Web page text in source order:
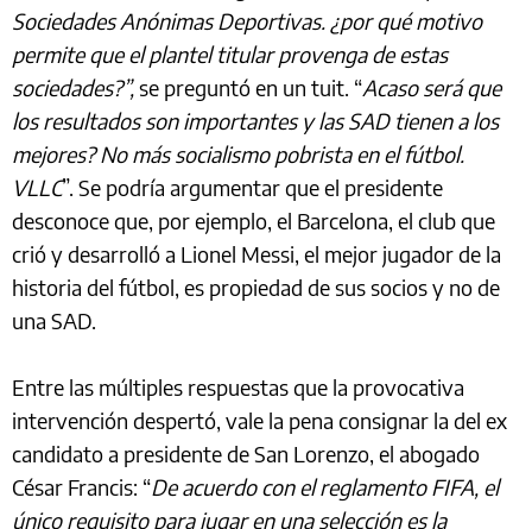
Sociedades Anónimas Deportivas. ¿por qué motivo
permite que el plantel titular provenga de estas
sociedades?”,se preguntó en un tuit. “Acaso será que
los resultados son importantes y las SAD tienen a los
mejores? No más socialismo pobrista en el fútbol.
VLLC”. Se podría argumentar que el presidente
desconoce que, por ejemplo, el Barcelona, el club que
crió y desarrolló a Lionel Messi, el mejor jugador de la
historia del fútbol, es propiedad de sus socios y no de
una SAD.
Entre las múltiples respuestas que la provocativa
intervención despertó, vale la pena consignar la del ex
candidato a presidente de San Lorenzo, el abogado
César Francis: “De acuerdo con el reglamento FIFA, el
único requisito para jugar en una selección es la